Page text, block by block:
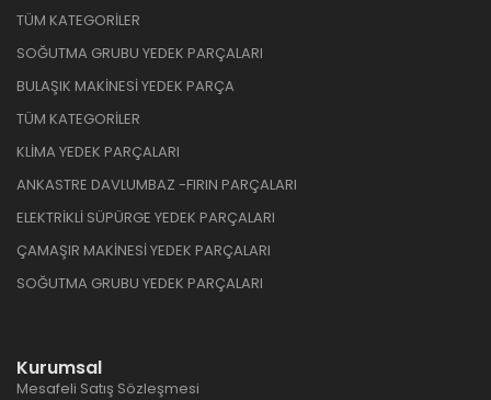
TÜM KATEGORİLER
SOĞUTMA GRUBU YEDEK PARÇALARI
BULAŞIK MAKİNESİ YEDEK PARÇA
TÜM KATEGORİLER
KLİMA YEDEK PARÇALARI
ANKASTRE DAVLUMBAZ -FIRIN PARÇALARI
ELEKTRİKLİ SÜPÜRGE YEDEK PARÇALARI
ÇAMAŞIR MAKİNESİ YEDEK PARÇALARI
SOĞUTMA GRUBU YEDEK PARÇALARI
Kurumsal
Mesafeli Satış Sözleşmesi